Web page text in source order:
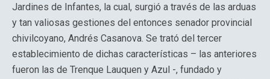
Jardines de Infantes, la cual, surgió a través de las arduas
y tan valiosas gestiones del entonces senador provincial
chivilcoyano, Andrés Casanova. Se trató del tercer
establecimiento de dichas características – las anteriores
fueron las de Trenque Lauquen y Azul -, fundado y